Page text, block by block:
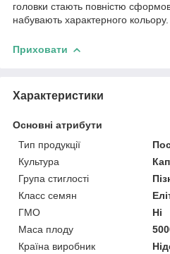
головки стають повністю
набувають характерного кольору.
Приховати
Характеристики
Основні атрибути
Тип продукції
Культура
Група стиглості
Класс семян
ГМО
Ні
Маса плоду
Країна виробник